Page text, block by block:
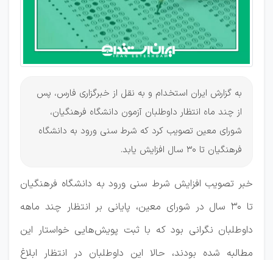
به گزارش ایران استخدام و به نقل از خبرگزاری فارس، پس
از چند ماه انتظار داوطلبان آزمون دانشگاه فرهنگیان،
شورای معین تصویب کرد که شرط سنی ورود به دانشگاه
فرهنگیان تا ۳۰ سال افزایش یابد.
خبر تصویب افزایش شرط سنی ورود به دانشگاه فرهنگیان
تا ۳۰ سال در شورای معین، پایانی بر انتظار چند ماهه
داوطلبان نگرانی بود که با ثبت پویش‌هایی خواستار این
مطالبه شده بودند، حالا این داوطلبان در انتظار ابلاغ